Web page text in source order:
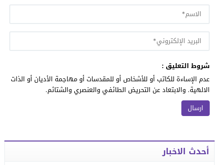
شروط التعليق :
عدم الإساءة للكاتب أو للأشخاص أو للمقدسات أو مهاجمة الأديان أو الذات
الالهية. والابتعاد عن التحريض الطائفي والعنصري والشتائم.
أحدث الاخبار